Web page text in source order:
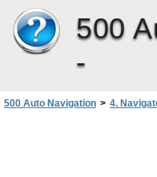
500
-
500 Auto Navigation > 4.